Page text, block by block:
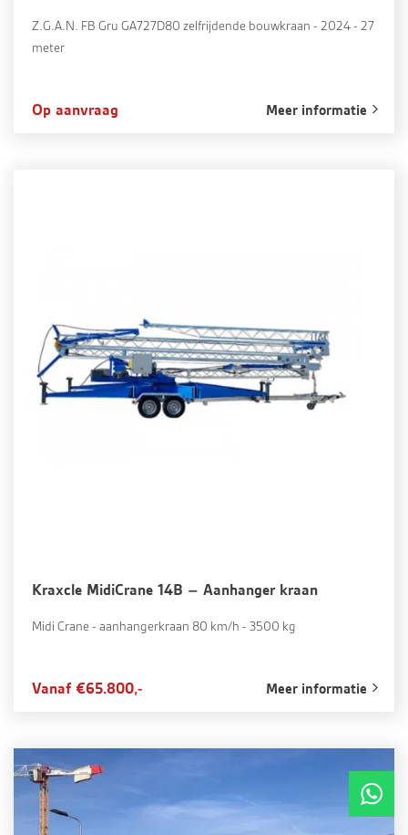
Z.G.A.N. FB Gru GA727D80 zelfrijdende bouwkraan - 2024 - 27
meter
Op aanvraag Meer informatie
Kraxcle MidiCrane 14B – Aanhanger kraan
Midi Crane - aanhangerkraan 80 km/h - 3500 kg
Vanaf €65.800,- Meer informatie